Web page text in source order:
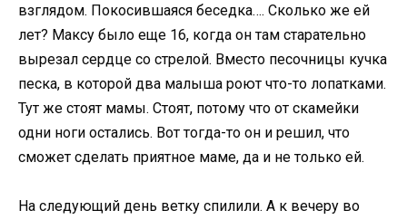
взглядом. Покосившаяся беседка…. Сколько же ей
лет? Максу было еще 16, когда он там старательно
вырезал сердце со стрелой. Вместо песочницы кучка
песка, в которой два малыша роют что-то лопатками.
Тут же стоят мамы. Стоят, потому что от скамейки
одни ноги остались. Вот тогда-то он и решил, что
сможет сделать приятное маме, да и не только ей.
На следующий день ветку спилили. А к вечеру во